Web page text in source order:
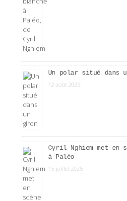
Un polar situé dans
12 août 2025
Cyril Nghiem met en
à Paléo
15 juillet 2025